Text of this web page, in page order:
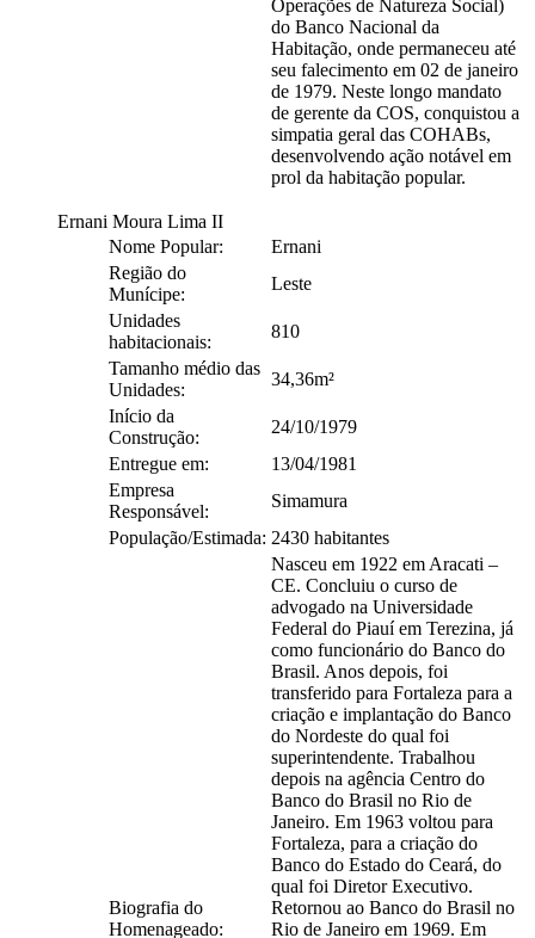
Operações de Natureza Social)
do Banco Nacional da
Habitação, onde permaneceu até
seu falecimento em 02 de janeiro
de 1979. Neste longo mandato
de gerente da COS, conquistou a
simpatia geral das COHABs,
desenvolvendo ação notável em
prol da habitação popular.
Ernani Moura Lima II
Nome Popular:
Ernani
Região do
Munícipe:
Leste
Unidades
habitacionais:
810
Tamanho médio das
Unidades:
34,36m²
Início da
Construção:
24/10/1979
Entregue em:
13/04/1981
Empresa
Responsável:
Simamura
População/Estimada: 2430 habitantes
Biografia do
Homenageado:
Nasceu em 1922 em Aracati –
CE. Concluiu o curso de
advogado na Universidade
Federal do Piauí em Terezina, já
como funcionário do Banco do
Brasil. Anos depois, foi
transferido para Fortaleza para a
criação e implantação do Banco
do Nordeste do qual foi
superintendente. Trabalhou
depois na agência Centro do
Banco do Brasil no Rio de
Janeiro. Em 1963 voltou para
Fortaleza, para a criação do
Banco do Estado do Ceará, do
qual foi Diretor Executivo.
Retornou ao Banco do Brasil no
Rio de Janeiro em 1969. Em